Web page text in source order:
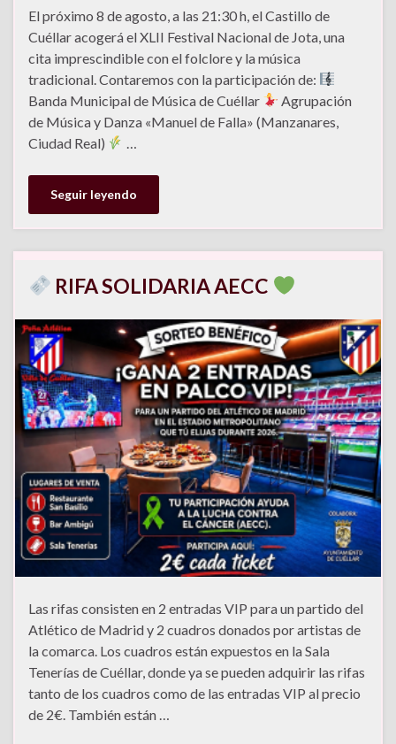
El próximo 8 de agosto, a las 21:30 h, el Castillo de
Cuéllar acogerá el XLII Festival Nacional de Jota, una
cita imprescindible con el folclore y la música
tradicional. Contaremos con la participación de:
Banda Municipal de Música de Cuéllar
Agrupación
de Música y Danza «Manuel de Falla» (Manzanares,
Ciudad Real)
Seguir leyendo
RIFA SOLIDARIA AECC
Las rifas consisten en 2 entradas VIP para un partido del
Atlético de Madrid y 2 cuadros donados por artistas de
la comarca. Los cuadros están expuestos en la Sala
Tenerías de Cuéllar, donde ya se pueden adquirir las rifas
tanto de los cuadros como de las entradas VIP al precio
de 2€. También están …